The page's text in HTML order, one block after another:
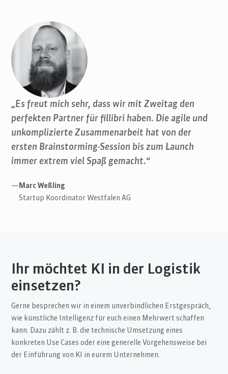
an den
Ansprechpartner
versenden und im
Kundenordner
ablegen?
„Es freut mich sehr, dass wir mit Zweitag den
perfekten Partner für fillibri haben. Die agile und
unkomplizierte Zusammenarbeit hat von der
ersten Brainstorming-Session bis zum Launch
immer extrem viel Spaß gemacht.“
— Marc Weßling
Startup Koordinator Westfalen AG
Ihr möchtet KI in der Logistik
einsetzen?
Gerne besprechen wir in einem unverbindlichen Erstgespräch,
wie künstliche Intelligenz für euch einen Mehrwert schaffen
kann. Dazu zählt z. B. die technische Umsetzung eines
konkreten Use Cases oder eine generelle Vorgehensweise bei
der Einführung von KI in eurem Unternehmen.